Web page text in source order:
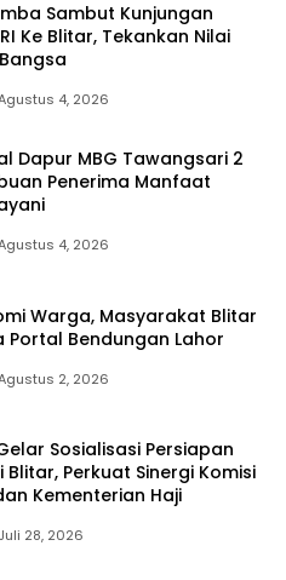
Sambut Kunjungan
Ke Blitar, Tekankan Nilai
4, 2026
Dapur MBG Tawangsari 2
Penerima Manfaat
4, 2026
Warga, Masyarakat Blitar
Portal Bendungan Lahor
2, 2026
Sosialisasi Persiapan
Blitar, Perkuat Sinergi Komisi
Kementerian Haji
Juli 28, 2026